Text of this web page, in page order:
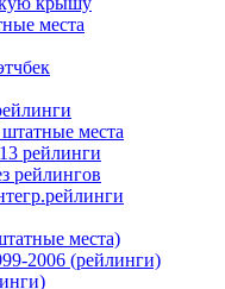
места
места
рейлинги
рейлингов
места)
2006 (рейлинги)